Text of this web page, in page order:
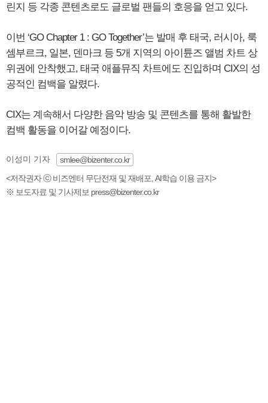
린지 등 각종 콘텐츠로도 글로벌 팬들의 호응을 얻고 있다.
이번 ‘GO Chapter 1 : GO Together’는 발매 후 태국, 러시아, 룩
셈부르크, 일본, 덴마크 등 5개 지역의 아이튠즈 앨범 차트 상
위권에 안착했고, 태국 애플뮤직 차트에도 진입하며 CIX의 성
공적인 컴백을 알렸다.
CIX는 계속해서 다양한 음악 방송 및 콘텐츠를 통해 활발한
컴백 활동을 이어갈 예정이다.
이성미 기자
smlee@bizenter.co.kr
<저작권자 ⓒ 비즈엔터 무단전재 및 재배포, AI학습 이용 금지>
※ 보도자료 및 기사제보 press@bizenter.co.kr